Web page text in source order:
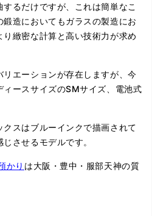
るだけですが、これは簡単なこ
造においてもガラスの製造にお
緻密な計算と高い技術力が求め
エーションが存在しますが、今
ィースサイズのSMサイズ、電池式
スはブルーインクで描画されて
させるモデルです。
かり は大阪・豊中・服部天神の質